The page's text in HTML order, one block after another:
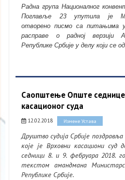
Радна група Националног
Поглавље 23 упутила је
отворено писмо са питањима
расправе о радној верзији
Републике Србије у делу који се
Саопштење Опште
касационог суда
12.02.2018 Измене Устава
Друштво судија Србије
које је Врховни касациони суд
седници 8. и 9. фебруара 2018.
текстом амандмана
Републике Србије.